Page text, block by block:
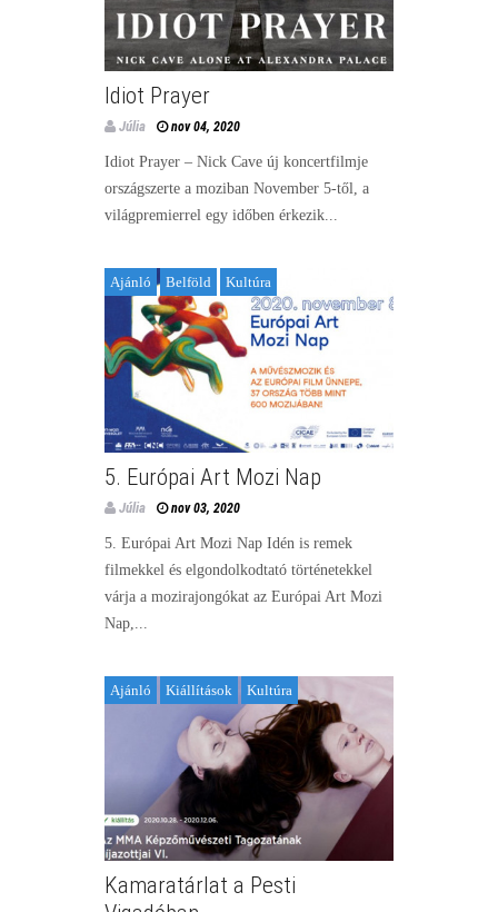
Idiot Prayer
Júlia nov 04, 2020
Idiot Prayer – Nick Cave új koncertfilmje
országszerte a moziban November 5-től, a
világpremierrel egy időben érkezik...
Ajánló Belföld Kultúra
5. Európai Art Mozi Nap
Júlia nov 03, 2020
5. Európai Art Mozi Nap Idén is remek
filmekkel és elgondolkodtató történetekkel
várja a mozirajongókat az Európai Art Mozi
Nap,...
Ajánló Kiállítások Kultúra
Kamaratárlat a Pesti